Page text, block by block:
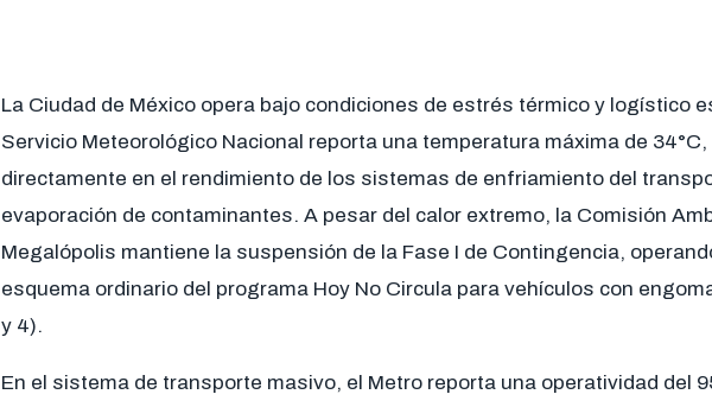
La Ciudad de México opera bajo condiciones de estrés térmico y logístico
Servicio Meteorológico Nacional reporta una temperatura máxima de 34°C,
directamente en el rendimiento de los sistemas de enfriamiento del
evaporación de contaminantes. A pesar del calor extremo, la Comisión
Megalópolis mantiene la suspensión de la Fase I de Contingencia,
esquema ordinario del programa Hoy No Circula para vehículos con
y 4).
En el sistema de transporte masivo, el Metro reporta una operatividad del